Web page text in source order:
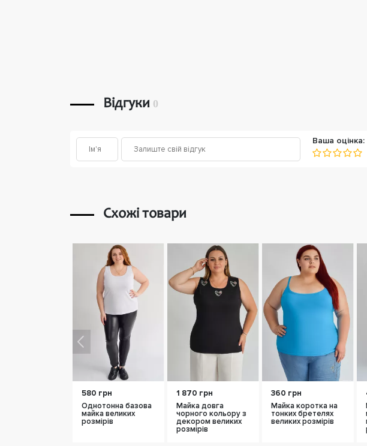
Відгуки 0
Ваша оцінка:
Схожі товари
580 грн
Однотонна базова
майка великих
розмірів
1 870 грн
Майка довга
чорного кольору з
декором великих
розмірів
360 грн
Майка коротка на
тонких бретелях
великих розмірів